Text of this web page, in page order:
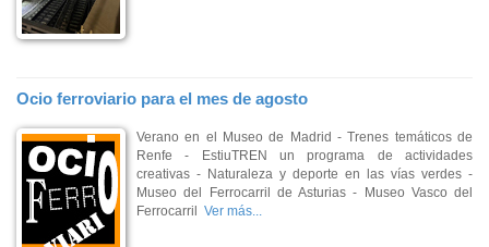
Ocio ferroviario para el mes de agosto
Verano en el Museo de Madrid - Trenes temáticos de
Renfe - EstiuTREN un programa de actividades
creativas - Naturaleza y deporte en las vías verdes -
Museo del Ferrocarril de Asturias - Museo Vasco del
Ferrocarril
Ver más...